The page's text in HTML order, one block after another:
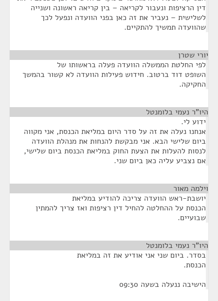
דין הרציפות ונעבור לקריאה – בין קריאה ראשונה ושנייה
לשלישית – נעביר את זה כאן בפני הוועדה ונפעל לכך
שהוועדה תמשיך להתקיים.
יורי שטרן
לפי החלטת הממשלה הוועדה פעלה בראשותו של
השופט דוד ברטוב. חידוש פעילות הוועדה לא קשור בהמשך
החקיקה.
היו"ר נעמי בלומנטל
ידוע לי.
אנחנו נעלה את זה על סדר היום במליאת הכנסת, אני מקווה
ביום שלישי הבא. אני מבקשת להנחות את מנהלת הוועדה
לנסות להעלות את הצעת החוק במליאת הכנסת ביום שלישי,
אם נצביע עליה כאן ביום שני.
וילמה מאור
יושבת-ראש הוועדה צריכה להודיע במליאת
הכנסת על ההחלטה להחיל דין רציפות ואז צריך להמתין
שבועיים.
היו"ר נעמי בלומנטל
בסדר. ביום שני אני אודיע את זה במליאת
הכנסת.
הישיבה ננעלה בשעה 09:30